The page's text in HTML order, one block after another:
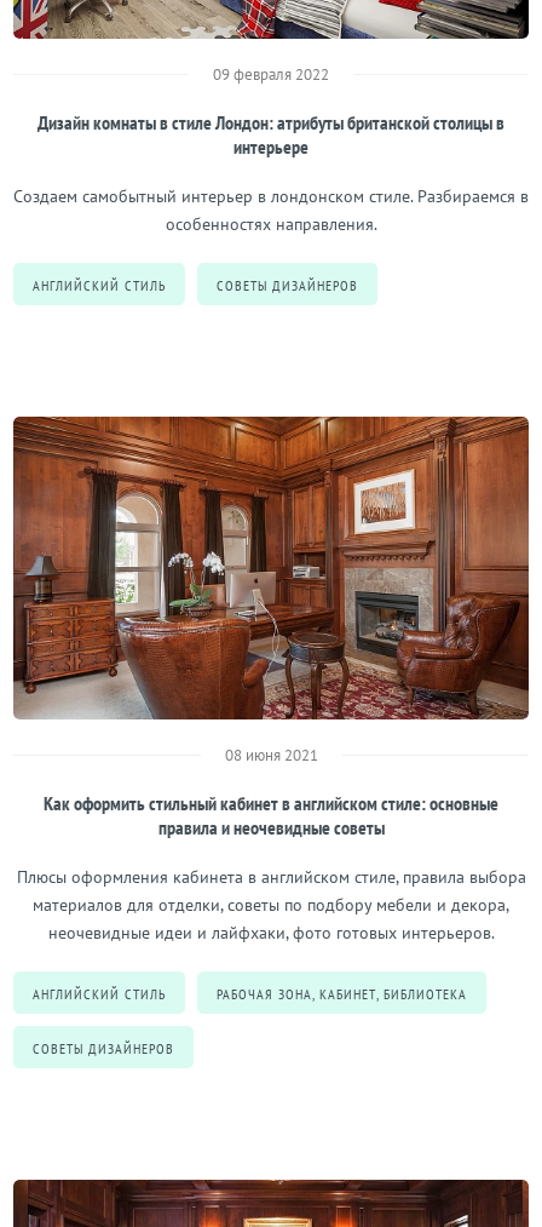
09 февраля 2022
Дизайн комнаты в стиле Лондон: атрибуты британской столицы в
интерьере
Создаем самобытный интерьер в лондонском стиле. Разбираемся в
особенностях направления.
АНГЛИЙСКИЙ СТИЛЬ СОВЕТЫ ДИЗАЙНЕРОВ
08 июня 2021
Как оформить стильный кабинет в английском стиле: основные
правила и неочевидные советы
Плюсы оформления кабинета в английском стиле, правила выбора
материалов для отделки, советы по подбору мебели и декора,
неочевидные идеи и лайфхаки, фото готовых интерьеров.
АНГЛИЙСКИЙ СТИЛЬ РАБОЧАЯ ЗОНА, КАБИНЕТ, БИБЛИОТЕКА
СОВЕТЫ ДИЗАЙНЕРОВ